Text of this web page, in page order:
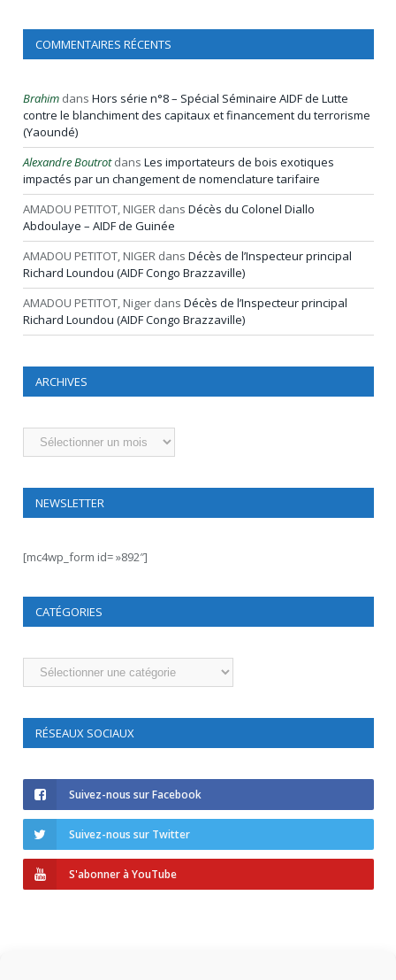
COMMENTAIRES RÉCENTS
Brahim dans Hors série n°8 – Spécial Séminaire AIDF de Lutte
contre le blanchiment des capitaux et financement du terrorisme
(Yaoundé)
Alexandre Boutrotdans Les importateurs de bois exotiques
impactés par un changement de nomenclature tarifaire
AMADOU PETITOT, NIGER dans Décès du Colonel Diallo
Abdoulaye – AIDF de Guinée
AMADOU PETITOT, NIGER dans Décès de l’Inspecteur principal
Richard Loundou (AIDF Congo Brazzaville)
AMADOU PETITOT, Niger dans Décès de l’Inspecteur principal
Richard Loundou (AIDF Congo Brazzaville)
ARCHIVES
Archives
NEWSLETTER
[mc4wp_form id= »892″]
CATÉGORIES
Catégories
RÉSEAUX SOCIAUX
Suivez-nous sur Facebook
Suivez-nous sur Twitter
S'abonner à YouTube